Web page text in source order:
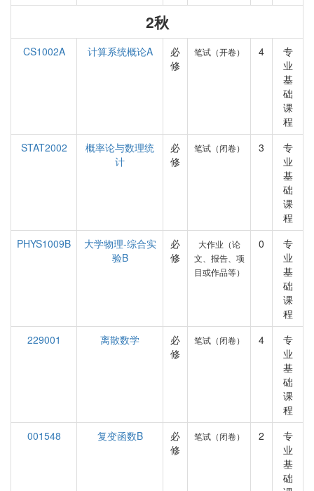
2秋
CS1002A 计算系统概论A
必
修
笔试（开卷） 4
专
业
基
础
课
程
STAT2002
概率论与数理统
计
必
修
笔试（闭卷） 3
专
业
基
础
课
程
PHYS1009B
大学物理-综合实
验B
必
修
大作业（论
文、报告、项
目或作品等）
0
专
业
基
础
课
程
229001
离散数学
必
修
笔试（闭卷） 4
专
业
基
础
课
程
001548
复变函数B
必
修
笔试（闭卷） 2
专
业
基
础